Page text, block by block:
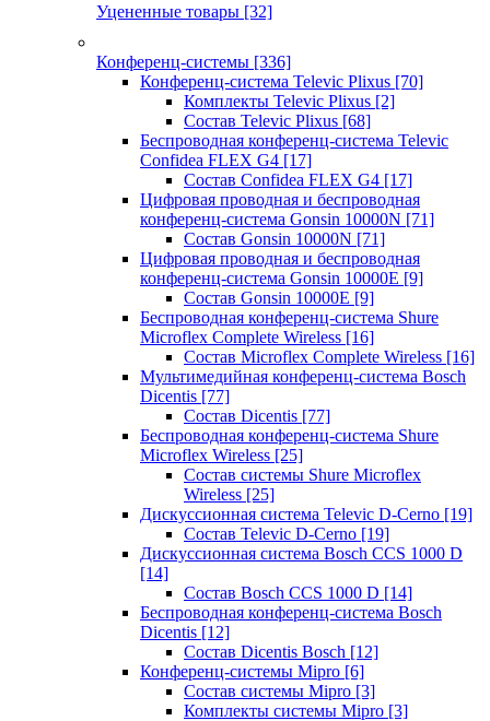
Уцененные товары [32]
Конференц-системы [336]
Конференц-система Televic Plixus [70]
Комплекты Televic Plixus [2]
Состав Televic Plixus [68]
Беспроводная конференц-система Televic
Confidea FLEX G4 [17]
Состав Confidea FLEX G4 [17]
Цифровая проводная и беспроводная
конференц-система Gonsin 10000N [71]
Состав Gonsin 10000N [71]
Цифровая проводная и беспроводная
конференц-система Gonsin 10000E [9]
Состав Gonsin 10000E [9]
Беспроводная конференц-система Shure
Microflex Complete Wireless [16]
Состав Microflex Complete Wireless [16]
Мультимедийная конференц-система Bosch
Dicentis [77]
Состав Dicentis [77]
Беспроводная конференц-система Shure
Microflex Wireless [25]
Состав системы Shure Microflex
Wireless [25]
Дискуссионная система Televic D-Cerno [19]
Состав Televic D-Cerno [19]
Дискуссионная система Bosch CCS 1000 D
[14]
Состав Bosch CCS 1000 D [14]
Беспроводная конференц-система Bosch
Dicentis [12]
Состав Dicentis Bosch [12]
Конференц-системы Mipro [6]
Состав системы Mipro [3]
Комплекты системы Mipro [3]